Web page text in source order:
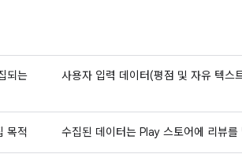
되는
사용자 입력 데이터(평점 및 자유 텍스
목적 수집된 데이터는 Play 스토어에 리뷰